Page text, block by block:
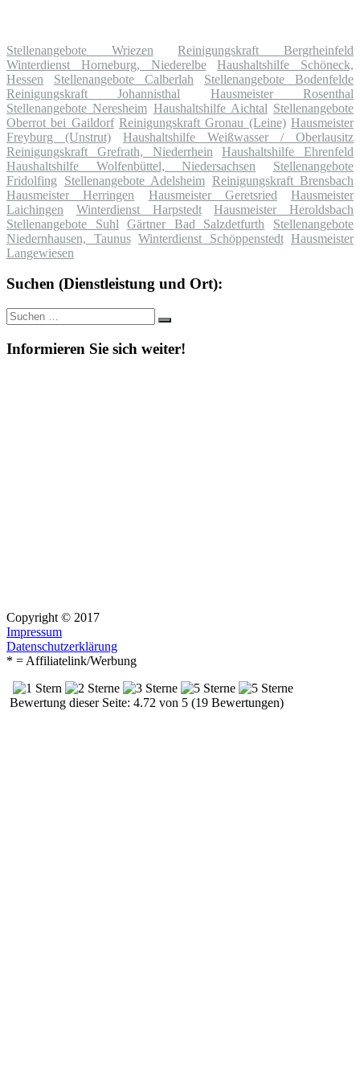
Stellenangebote Wriezen
Reinigungskraft Bergrheinfeld
Winterdienst Horneburg, Niederelbe
Haushaltshilfe Schöneck,
Hessen
Stellenangebote Calberlah
Stellenangebote Bodenfelde
Reinigungskraft Johannisthal
Hausmeister Rosenthal
Stellenangebote Neresheim Haushaltshilfe Aichtal Stellenangebote
Oberrot bei Gaildorf Reinigungskraft Gronau (Leine) Hausmeister
Freyburg (Unstrut)
Haushaltshilfe Weißwasser / Oberlausitz
Reinigungskraft Grefrath, Niederrhein
Haushaltshilfe Ehrenfeld
Haushaltshilfe Wolfenbüttel, Niedersachsen
Stellenangebote
Fridolfing
Stellenangebote Adelsheim Reinigungskraft Brensbach
Hausmeister Herringen
Hausmeister Geretsried
Hausmeister
Laichingen
Winterdienst Harpstedt
Hausmeister Heroldsbach
Stellenangebote Suhl
Gärtner Bad Salzdetfurth
Stellenangebote
Niedernhausen, Taunus Winterdienst Schöppenstedt Hausmeister
Langewiesen
Suchen (Dienstleistung und Ort):
Suche
nach:
Suchen
Informieren Sie sich weiter!
Copyright © 2017
Impressum
Datenschutzerklärung
* = Affiliatelink/Werbung
Bewertung dieser Seite: 4.72 von 5 (19 Bewertungen)